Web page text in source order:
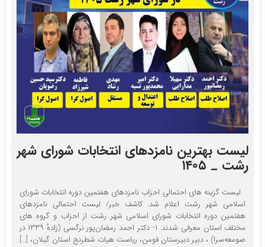
لیست بهترین نامزدهای انتخابات شورای شهر
رشت _ ۱۴۰۵
لیست گزینه های احتمالی احزاب نامزدهای هفتمین دوره انتخابات شورای
اسلامی شهر رشت اعلام شد. کاشف خبر/ لیست احتمالی نامزدهای
هفتمین دوره انتخابات شورای اسلامی شهر رشت از احزاب و گروه های
مختلف استان معرفی شدند. ۱- دکتر احمد رمضان‌پور نرگسی (زادهٔ ۱۳۳۹ در
صومعه‌سرا) ، دبیر دبیرستان فومن، ریاست هیات شطرنج استان گیلان، […]